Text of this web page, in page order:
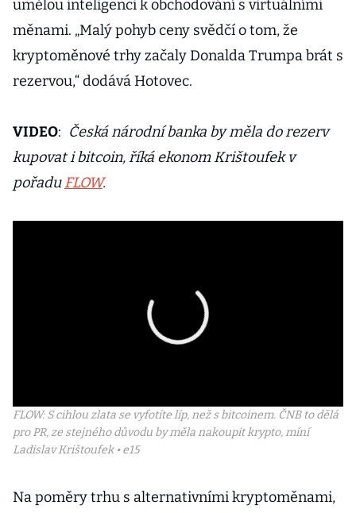
umělou inteligenci k obchodování s virtuálními
měnami. „Malý pohyb ceny svědčí o tom, že
kryptoměnové trhy začaly Donalda Trumpa brát s
rezervou,“ dodává Hotovec.
VIDEO: Česká národní banka by měla do rezerv
kupovat i bitcoin, říká ekonom Krištoufek v
pořaduFLOW.
FLOW: S cihlou zlata se vyfotíte líp, než s bitcoinem. ČNB to dělá
pro PR, ze stejného důvodu by měla nakoupit krypto, míní
Ladislav Krištoufek • e15
Na poměry trhu s alternativními kryptoměnami,